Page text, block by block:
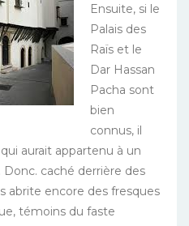
Ensuite, si le
Palais des
Raïs et le
Dar Hassan
Pacha sont
bien
connus, il
aurait appartenu à un
Donc. caché derrière des
abrite encore des fresques
témoins du faste